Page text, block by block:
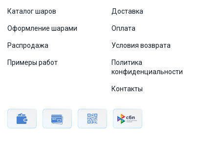
Каталог шаров
Оформление шарами
Распродажа
Примеры работ
Доставка
Оплата
Условия возврата
Политика
конфиденциальности
Контакты